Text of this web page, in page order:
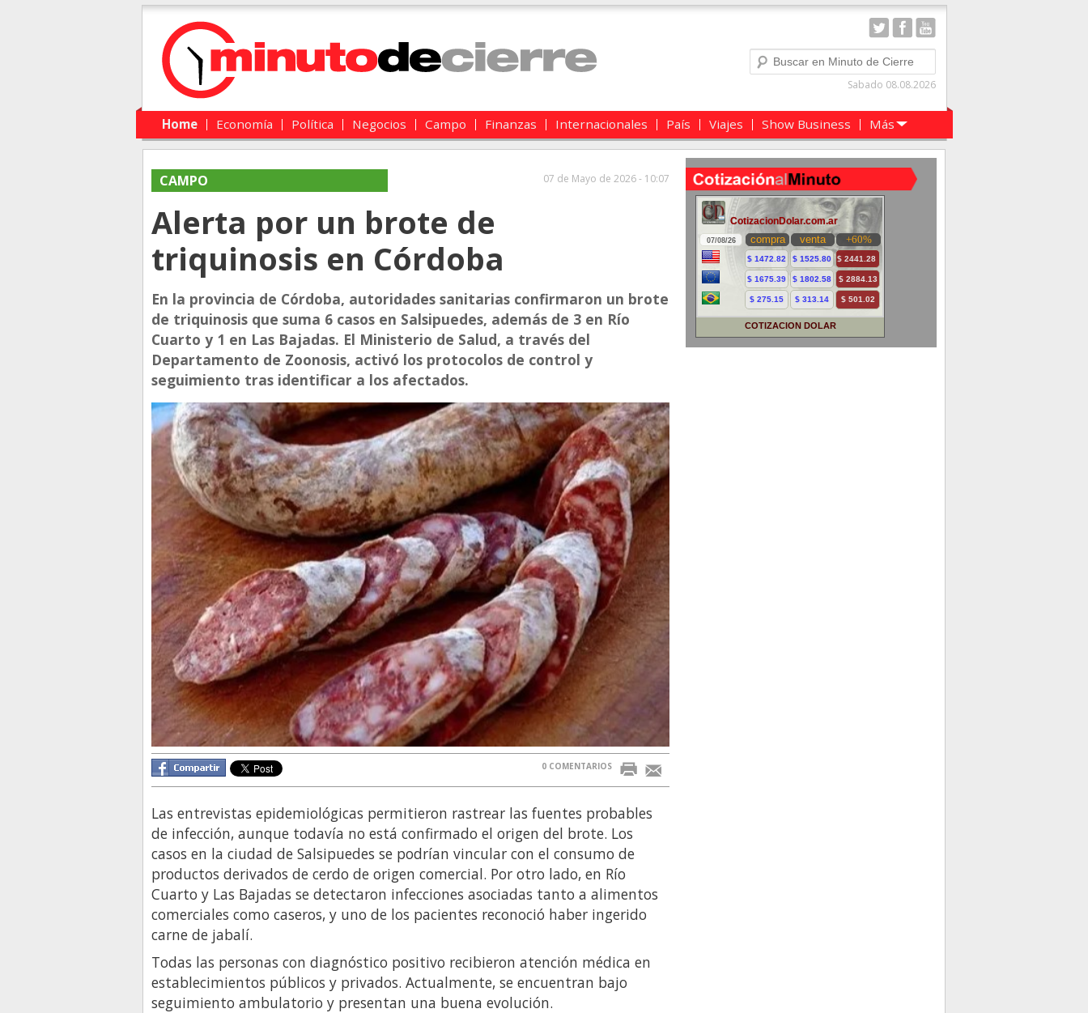
Sabado 08.08.2026
Buscar
Main menu
Skip to primary content
Skip to secondary content
Home Economía Política Negocios Campo Finanzas Internacionales País Viajes Show Business Más
CAMPO 07 de Mayo de 2026 - 10:07
Alerta por un brote de
triquinosis en Córdoba
En la provincia de Córdoba, autoridades sanitarias confirmaron un brote
de triquinosis que suma 6 casos en Salsipuedes, además de 3 en Río
Cuarto y 1 en Las Bajadas. El Ministerio de Salud, a través del
Departamento de Zoonosis, activó los protocolos de control y
seguimiento tras identificar a los afectados.
0 COMENTARIOS
Las entrevistas epidemiológicas permitieron rastrear las fuentes probables
de infección, aunque todavía no está confirmado el origen del brote. Los
casos en la ciudad de Salsipuedes se podrían vincular con el consumo de
productos derivados de cerdo de origen comercial. Por otro lado, en Río
Cuarto y Las Bajadas se detectaron infecciones asociadas tanto a alimentos
comerciales como caseros, y uno de los pacientes reconoció haber ingerido
carne de jabalí.
Todas las personas con diagnóstico positivo recibieron atención médica en
establecimientos públicos y privados. Actualmente, se encuentran bajo
seguimiento ambulatorio y presentan una buena evolución.
COTIZACION DOLAR